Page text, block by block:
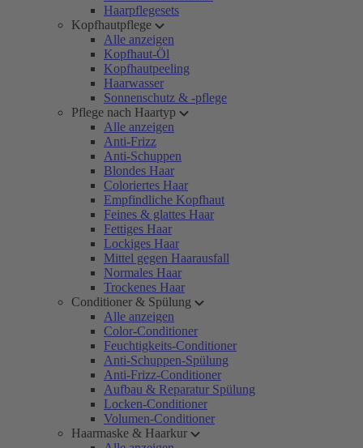
Haarpflegesets
Kopfhautpflege
Alle anzeigen
Kopfhaut-Öl
Kopfhautpeeling
Haarwasser
Sonnenschutz & -pflege
Pflege nach Haartyp
Alle anzeigen
Anti-Frizz
Anti-Schuppen
Blondes Haar
Coloriertes Haar
Empfindliche Kopfhaut
Feines & glattes Haar
Fettiges Haar
Lockiges Haar
Mittel gegen Haarausfall
Normales Haar
Trockenes Haar
Conditioner & Spülung
Alle anzeigen
Color-Conditioner
Feuchtigkeits-Conditioner
Anti-Schuppen-Spülung
Anti-Frizz-Conditioner
Aufbau & Reparatur Spülung
Locken-Conditioner
Volumen-Conditioner
Haarmaske & Haarkur